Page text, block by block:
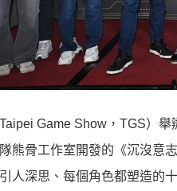
Game Show，TGS）
熊骨工作室開發的《沉沒意
人深思、每個角色都塑造的